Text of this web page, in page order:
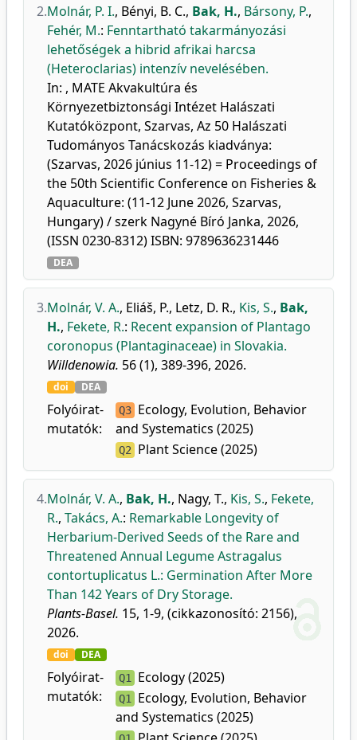
2.Molnár, P. I., Bényi, B. C., Bak, H., Bársony, P.,
Fehér, M.: Fenntartható takarmányozási
lehetőségek a hibrid afrikai harcsa
(Heteroclarias) intenzív nevelésében.
In: , MATE Akvakultúra és
Környezetbiztonsági Intézet Halászati
Kutatóközpont, Szarvas, Az 50 Halászati
Tudományos Tanácskozás kiadványa:
(Szarvas, 2026 június 11-12) = Proceedings of
the 50th Scientific Conference on Fisheries &
Aquaculture: (11-12 June 2026, Szarvas,
Hungary) / szerk Nagyné Bíró Janka, 2026,
(ISSN 0230-8312) ISBN: 9789636231446
DEA
3.Molnár, V. A., Eliáš, P., Letz, D. R., Kis, S., Bak,
H., Fekete, R.: Recent expansion of Plantago
coronopus (Plantaginaceae) in Slovakia.
Willdenowia. 56 (1), 389-396, 2026.
doi DEA
Folyóirat-
mutatók:
Q3 Ecology, Evolution, Behavior
and Systematics (2025)
Q2 Plant Science (2025)
4.Molnár, V. A., Bak, H., Nagy, T., Kis, S., Fekete,
R., Takács, A.: Remarkable Longevity of
Herbarium-Derived Seeds of the Rare and
Threatened Annual Legume Astragalus
contortuplicatus L.: Germination After More
Than 142 Years of Dry Storage.
Plants-Basel. 15, 1-9, (cikkazonosító: 2156),
2026.
doi DEA
Folyóirat-
mutatók:
Q1 Ecology (2025)
Q1
Ecology, Evolution, Behavior
and Systematics (2025)